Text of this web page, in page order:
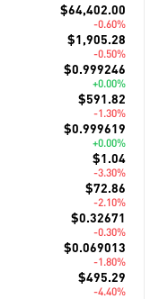
$64,402.00
-0.60%
$1,905.28
-0.50%
$0.999246
+0.00%
$591.82
-1.30%
$0.999619
+0.00%
$1.04
-3.30%
$72.86
-2.10%
$0.32671
-0.30%
$0.069013
-1.80%
$495.29
-4.40%